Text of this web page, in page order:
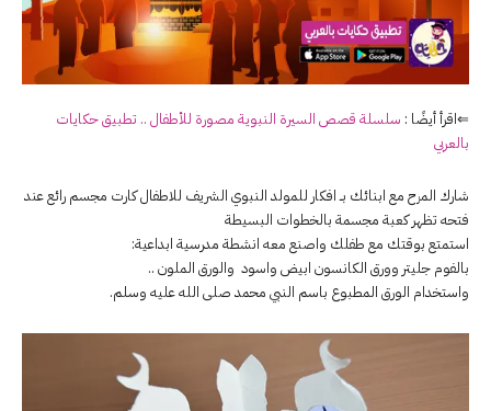
⇐اقرأ أيضًا : سلسلة قصص السيرة النبوية مصورة للأطفال .. تطبيق حكايات
بالعربي
شارك المرح مع ابنائك بــ افكار للمولد النبوي الشريف للاطفال كارت مجسم رائع عند
فتحه تظهر كعبة مجسمة بالخطوات البسيطة
استمتع بوقتك مع طفلك واصنع معه انشطة مدرسية ابداعية:
بالفوم جليتر وورق الكانسون ابيض واسود والورق الملون ..
واستخدام الورق المطبوع باسم النبي محمد صلى الله عليه وسلم.